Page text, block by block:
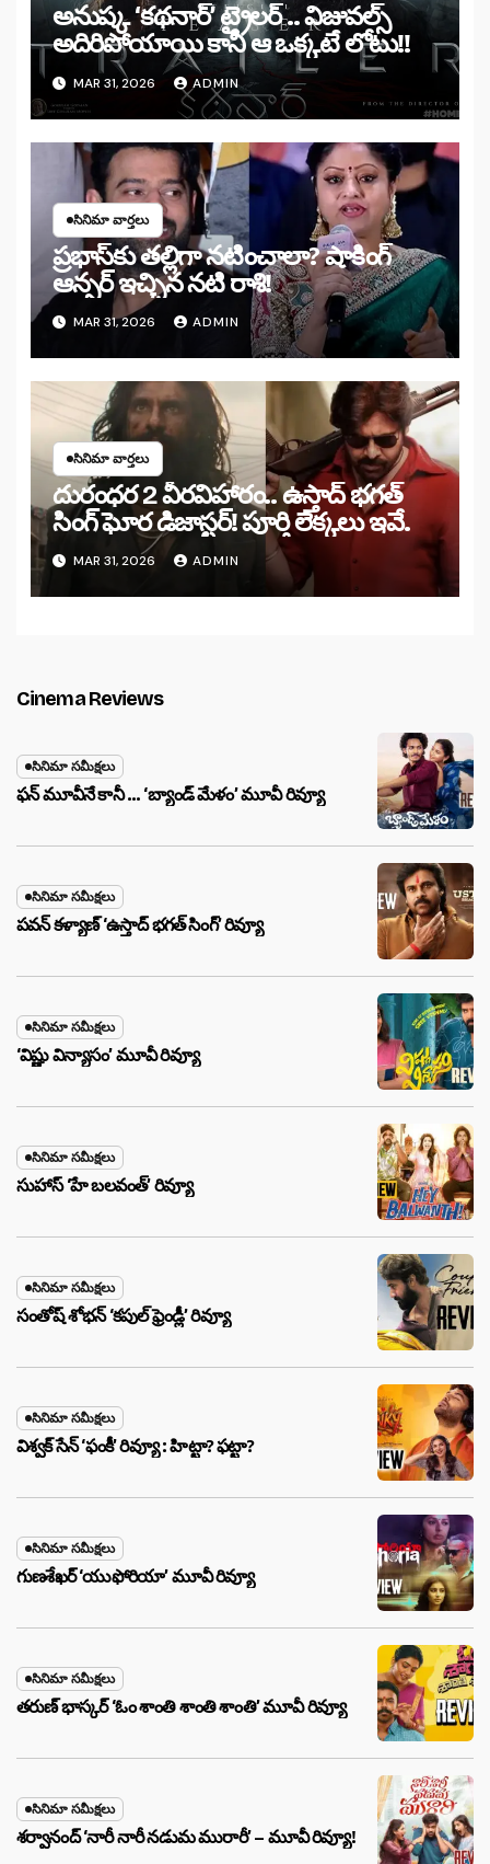
అనుష్క ‘కథనార్’ ట్రైలర్ .. విజువల్స్
అదిరిపోయాయి కానీ ఆ ఒక్కటే లోటు!!
MAR 31, 2026 ADMIN
సినిమా వార్తలు
ప్రభాస్‌కు తల్లిగా నటించాలా? షాకింగ్
ఆన్సర్ ఇచ్చిన నటి రాశి!
MAR 31, 2026 ADMIN
సినిమా వార్తలు
దురంధర 2 వీరవిహారం.. ఉస్తాద్ భగత్
సింగ్ ఘోర డిజాస్టర్! పూర్తి లెక్కలు ఇవే.
MAR 31, 2026 ADMIN
Cinema Reviews
సినిమా సమీక్షలు
ఫన్ మూవీనే కానీ … ‘బ్యాండ్‌ మేళం’ మూవీ రివ్యూ
సినిమా సమీక్షలు
పవన్ కళ్యాణ్ ‘ఉస్తాద్ భ‌గ‌త్ సింగ్’ రివ్యూ
సినిమా సమీక్షలు
‘విష్ణు విన్యాసం’ మూవీ రివ్యూ
సినిమా సమీక్షలు
సుహాస్ ‘హే బలవంత్’ రివ్యూ
సినిమా సమీక్షలు
సంతోష్ శోభన్ ‘కపుల్ ఫ్రెండ్లీ’ రివ్యూ
సినిమా సమీక్షలు
విశ్వక్ సేన్ ‘ఫంకీ’ రివ్యూ : హిట్టా? ఫట్టా?
సినిమా సమీక్షలు
గుణశేఖర్ ‘యుఫోరియా’ మూవీ రివ్యూ
సినిమా సమీక్షలు
తరుణ్ భాస్కర్ ‘ఓం శాంతి శాంతి శాంతి’ మూవీ రివ్యూ
సినిమా సమీక్షలు
శర్వానంద్ ‘నారీ నారీ నడుమ మురారీ’ – మూవీ రివ్యూ!